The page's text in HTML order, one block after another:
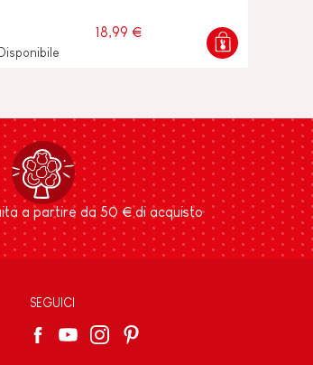
18,99 €
Disponibile
a partire da 50 € di acquisto
SEGUICI